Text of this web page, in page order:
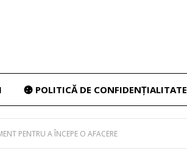
POLITICĂ DE CONFIDENȚIALITATE
PENTRU A ÎNCEPE O AFACERE